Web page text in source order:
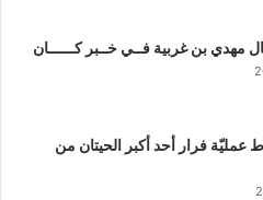
مهدي بن غربية فــي خــبر كــــــان
عمليّة فرار أحد أكبر الحيتان من